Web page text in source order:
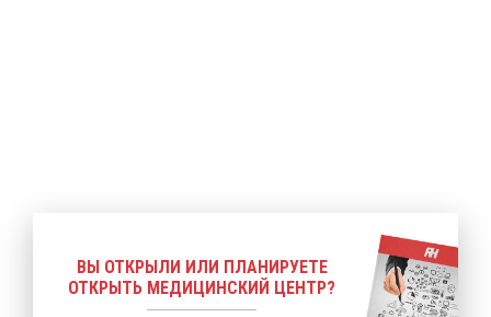
ВЫ ОТКРЫЛИ ИЛИ ПЛАНИРУЕТЕ
ОТКРЫТЬ МЕДИЦИНСКИЙ ЦЕНТР?